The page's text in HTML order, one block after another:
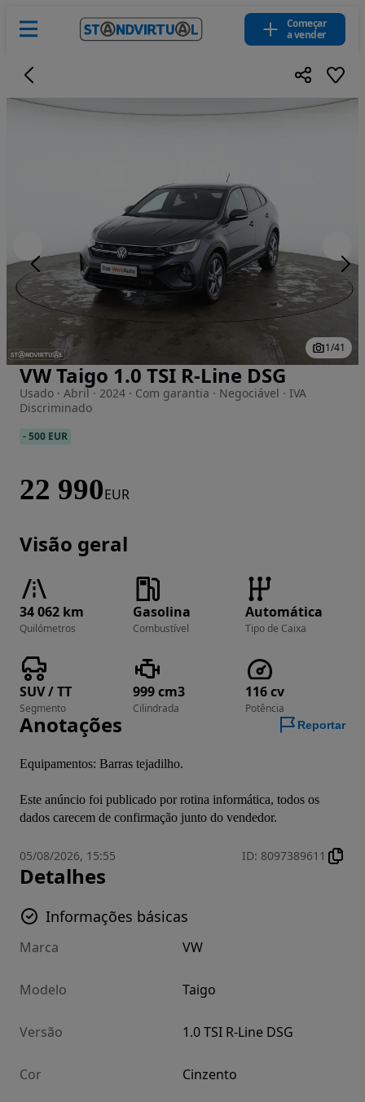
Começar
a vender
Imagem 1 de 41
1/41
VW Taigo 1.0 TSI R-Line DSG
Usado · Abril · 2024 · Com garantia · Negociável · IVA
Discriminado
-500 EUR
22 990EUR
Visão geral
34 062 km
Quilómetros
Gasolina
Combustível
Automática
Tipo de Caixa
SUV / TT
Segmento
999 cm3
Cilindrada
116 cv
Potência
Anotações Reportar
Equipamentos: Barras tejadilho.
Este anúncio foi publicado por rotina informática, todos os
dados carecem de confirmação junto do vendedor.
05/08/2026, 15:55 ID: 8097389611
Detalhes
Informações básicas
Marca VW
Modelo Taigo
Versão 1.0 TSI R-Line DSG
Cor Cinzento